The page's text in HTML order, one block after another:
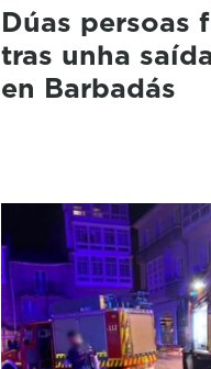
Dúas persoas
tras unha
en Barbadás